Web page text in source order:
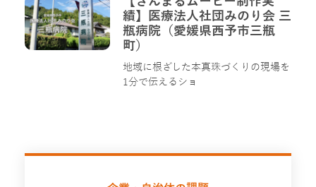
績】医療法人社団みのり会 三
瓶病院（愛媛県西予市三瓶
町）
地域に根ざした本真珠づくりの現場を
1分で伝えるショ